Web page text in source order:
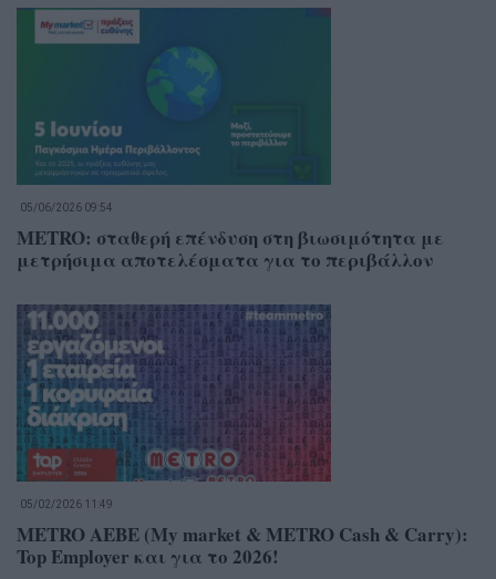
05/06/2026 09:54
METRO: σταθερή επένδυση στη βιωσιμότητα με
μετρήσιμα αποτελέσματα για το περιβάλλον
05/02/2026 11:49
METRO AEBE (My market & METRO Cash & Carry):
Top Employer και για το 2026!